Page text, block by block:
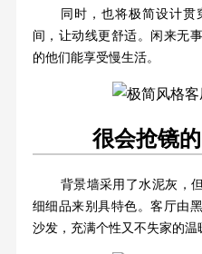
同时，也将极简设计
间，让动线更舒适。闲来无
的他们能享受慢生活。
很会抢镜
背景墙采用了水泥灰，
细细品来别具特色。客厅由
沙发，充满个性又不失家的温